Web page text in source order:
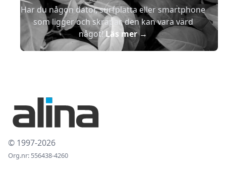
Har du någon dator, surfplatta eller smartphone
som ligger och skräpar, den kan vara värd
något!Läs mer→
© 1997-2026
Org.nr: 556438-4260